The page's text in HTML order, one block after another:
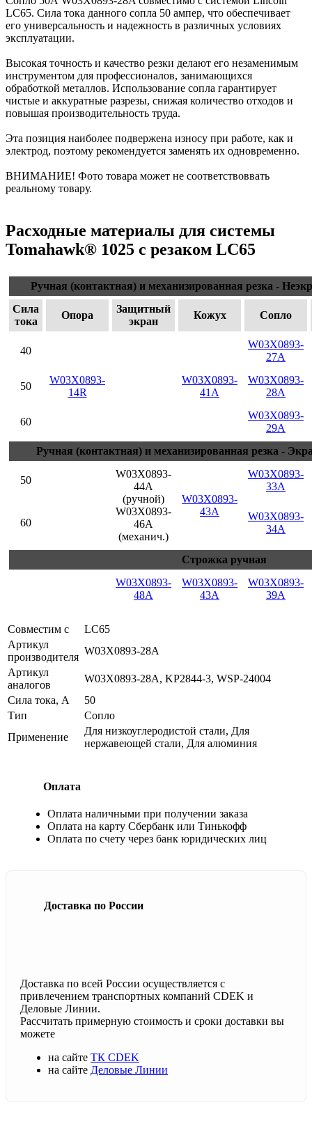
LC65. Сила тока данного сопла 50 ампер, что обеспечивает
его универсальность и надежность в различных условиях
эксплуатации.
Высокая точность и качество резки делают его незаменимым
инструментом для профессионалов, занимающихся
обработкой металлов. Использование сопла гарантирует
чистые и аккуратные разрезы, снижая количество отходов и
повышая производительность труда.
Эта позиция наиболее подвержена износу при работе, как и
электрод, поэтому рекомендуется заменять их одновременно.
ВНИМАНИЕ! Фото товара может не соответствоввать
реальному товару.
Расходные материалы для системы
Tomahawk® 1025 с резаком LC65
Ручная (контактная) и механизированная резка -
Сила
тока
Опора
Защитный
экран
Кожух Сопло
40
W03X0893-
14R
W03X0893-
41A
W03X0893-
27A
50
W03X0893-
28A
60
W03X0893-
29A
Ручная (контактная) и механизированная резка -
50
W03X0893-
44A
(ручной)
W03X0893-
46A
(механич.)
W03X0893-
43A
W03X0893-
33A
60
W03X0893-
34A
Строжка ручная
W03X0893-
48A
W03X0893-
43A
W03X0893-
39A
Совместим с
LC65
Артикул
производителя
W03X0893-28A
Артикул
аналогов
W03X0893-28A, KP2844-3, WSP-24004
Сила тока, А
50
Тип
Сопло
Применение
Для низкоуглеродистой стали, Для
нержавеющей стали, Для алюминия
Оплата
Оплата наличными при получении заказа
Оплата на карту Сбербанк или Тинькофф
Оплата по счету через банк юридических лиц
Доставка по России
Доставка по всей России осуществляется с
привлечением транспортных компаний CDEK и
Деловые Линии.
Рассчитать примерную стоимость и сроки доставки вы
можете
на сайте ТК CDEK
на сайте Деловые Линии